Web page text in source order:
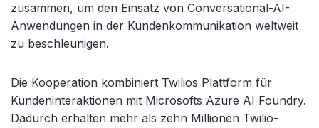
zusammen, um den Einsatz von Conversational-AI-
Anwendungen in der Kundenkommunikation weltweit
zu beschleunigen.
Die Kooperation kombiniert Twilios Plattform für
Kundeninteraktionen mit Microsofts Azure AI Foundry.
Dadurch erhalten mehr als zehn Millionen Twilio-